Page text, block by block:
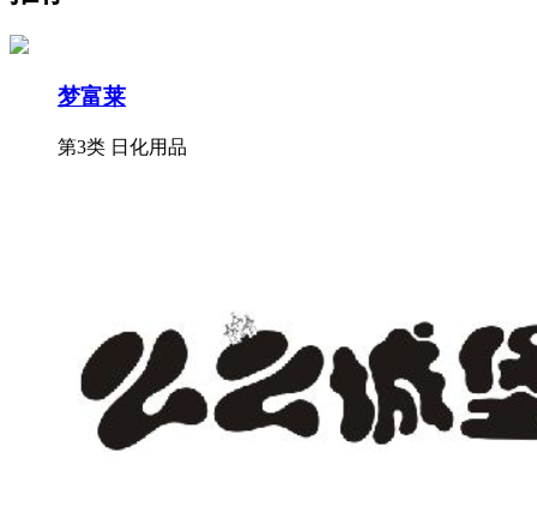
梦富莱
第3类 日化用品